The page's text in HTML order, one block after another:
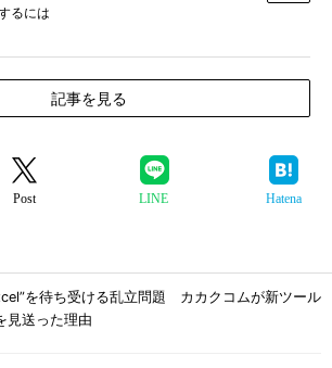
るには
記事を見る
Post LINE Hatena
を待ち受ける乱立問題 カカクコムが新ツール
見送った理由